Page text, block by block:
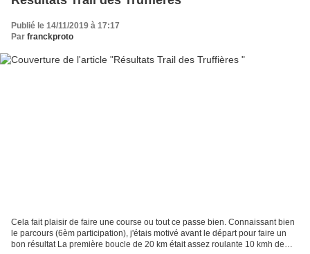
Publié le 14/11/2019 à 17:17
Par franckproto
Cela fait plaisir de faire une course ou tout ce passe bien. Connaissant bien
le parcours (6èm participation), j'étais motivé avant le départ pour faire un
bon résultat La première boucle de 20 km était assez roulante 10 kmh de